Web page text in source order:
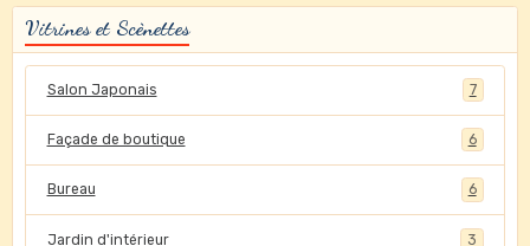
Vitrines et Scènettes
Salon Japonais 7
Façade de boutique 6
Bureau 6
Jardin d'intérieur 3